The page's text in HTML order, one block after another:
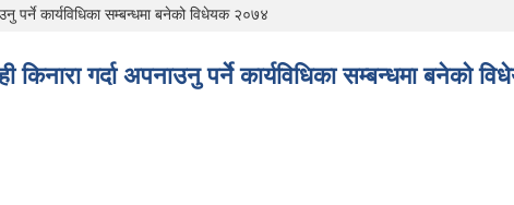
पर्ने कार्यविधिका सम्बन्धमा बनेको विधेयक २०७४
किनारा गर्दा अपनाउनु पर्ने कार्यविधिका सम्बन्धमा बनेको